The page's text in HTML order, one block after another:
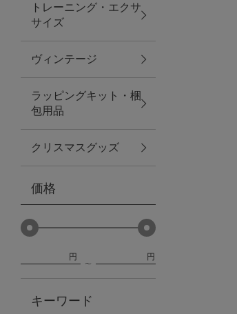
ステーショナリー
その他
紅茶・フード
防災グッズ・非常食
トレーニング
トレーニング・エクサ
サイズ
ヴィンテージ
ラッピングキット・梱
包用品
クリスマスグッズ
価格
円 円
キーワード